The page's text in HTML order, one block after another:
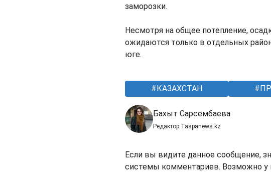
заморозки.
Несмотря на общее потепление,
ожидаются только в отдельных
юге.
КАЗАХСТАН
Бахыт Сарсембаева
Редактор Taspanews.kz
Если вы видите данное сообщение,
системы комментариев. Возможно у